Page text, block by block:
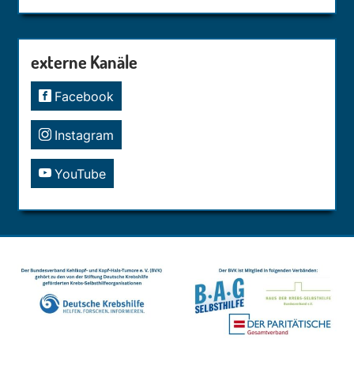
externe Kanäle
Facebook
Instagram
YouTube